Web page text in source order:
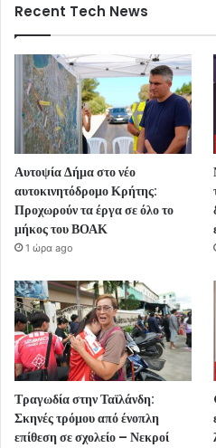
Recent Tech News
Αυτοψία Δήμα στο νέο
αυτοκινητόδρομο Κρήτης:
Προχωρούν τα έργα σε όλο το
μήκος του ΒΟΑΚ
1 ώρα ago
Τραγωδία στην Ταϊλάνδη:
Σκηνές τρόμου από ένοπλη
επίθεση σε σχολείο – Νεκροί